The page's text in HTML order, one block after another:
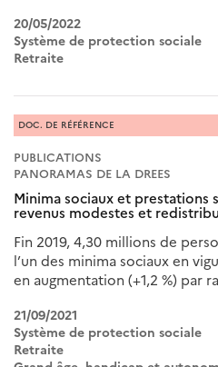
20/05/2022
Système de protection sociale
Retraite
PUBLICATIONS
PANORAMAS DE LA DREES
Minima sociaux et prestations
revenus modestes et
Fin 2019, 4,30 millions de
l’un des minima sociaux en
en augmentation (+1,2 %) par
DOC. DE RÉFÉRENCE
21/09/2021
Système de protection sociale
Retraite